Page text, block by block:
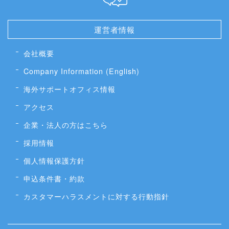
運営者情報
会社概要
Company Information (English)
海外サポートオフィス情報
アクセス
企業・法人の方はこちら
採用情報
個人情報保護方針
申込条件書・約款
カスタマーハラスメントに対する行動指針